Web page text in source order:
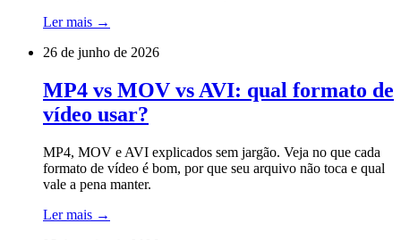
Ler mais →
26 de junho de 2026
MP4 vs MOV vs AVI: qual formato de
vídeo usar?
MP4, MOV e AVI explicados sem jargão. Veja no que cada
formato de vídeo é bom, por que seu arquivo não toca e qual
vale a pena manter.
Ler mais →